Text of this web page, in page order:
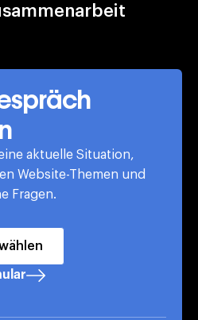
aktuelle Situation,
Website-Themen und
Fragen.